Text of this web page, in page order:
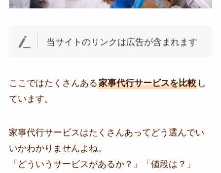
当サイトのリンクは広告が含まれます
ここではたくさんある家事代行サービスを比較し
ています。
家事代行サービスはたくさんあってどう選んでい
いかわかりませんよね。
「どういうサービスがあるか？」「値段は？」